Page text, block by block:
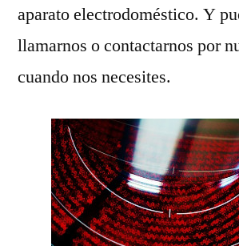
aparato electrodoméstico. Y
llamarnos o contactarnos por
cuando nos necesites.